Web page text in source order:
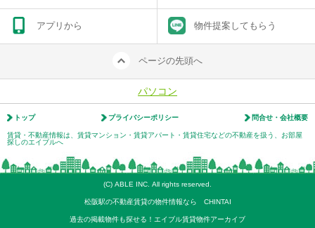
アプリから 物件提案してもらう
ページの先頭へ
パソコン
トップ プライバシーポリシー 問合せ・会社概要
賃貸・不動産情報は、賃貸マンション・賃貸アパート・賃貸住宅などの不動産を扱う、お部屋
探しのエイブルへ
(C) ABLE INC. All rights reserved.
松阪駅の不動産賃貸の物件情報なら CHINTAI
過去の掲載物件も探せる！エイブル賃貸物件アーカイブ